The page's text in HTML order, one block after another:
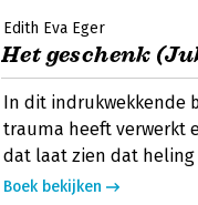
Edith Eva Eger
Het geschenk
In dit indrukwekkende
trauma heeft verwerkt
dat laat zien dat heling
Boek bekijken